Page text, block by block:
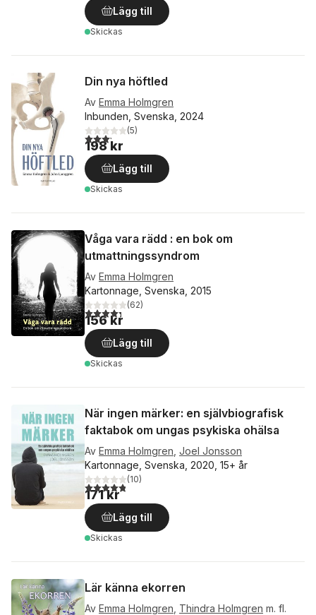
Lägg till
Skickas
Din nya höftled
Av Emma Holmgren
Inbunden, Svenska, 2024
3,2utav 5 stjärnor. Totalt antal röster:
(5)
198 kr
Lägg till
Skickas
Våga vara rädd : en bok om
utmattningssyndrom
Av Emma Holmgren
Kartonnage, Svenska, 2015
4,3utav 5 stjärnor. Totalt antal röster:
(62)
156 kr
Lägg till
Skickas
När ingen märker: en självbiografisk
faktabok om ungas psykiska ohälsa
Av Emma Holmgren Joel Jonsson
Kartonnage, Svenska, 2020, 15+ år
4,8utav 5 stjärnor. Totalt antal röster:
(10)
171 kr
Lägg till
Skickas
Lär känna ekorren
Av Emma Holmgren Thindra Holmgren m. fl.